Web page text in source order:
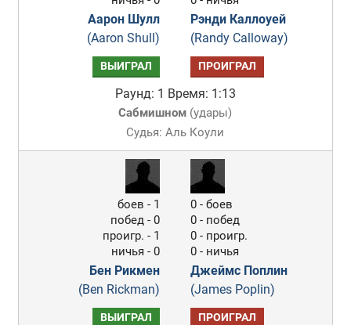
Аарон Шулл
(Aaron Shull)
Рэнди Каллоуей
(Randy Calloway)
ВЫИГРАЛ ПРОИГРАЛ
Раунд: 1 Время: 1:13
Сабмишном (удары)
Судья: Аль Коули
боев - 1
побед - 0
проигр. - 1
ничья - 0
Бен Рикмен
(Ben Rickman)
0 - боев
0 - побед
0 - проигр.
0 - ничья
Джеймс Поплин
(James Poplin)
ВЫИГРАЛ ПРОИГРАЛ